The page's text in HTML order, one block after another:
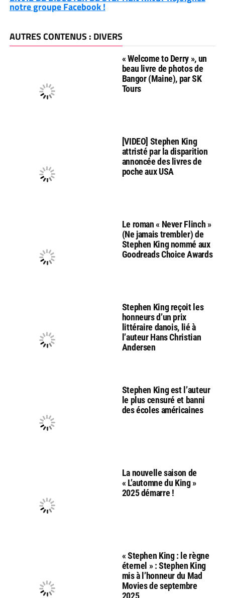
notre groupe Facebook !
AUTRES CONTENUS : DIVERS
« Welcome to Derry », un
beau livre de photos de
Bangor (Maine), par SK
Tours
[VIDEO] Stephen King
attristé par la disparition
annoncée des livres de
poche aux USA
Le roman « Never Flinch »
(Ne jamais trembler) de
Stephen King nommé aux
Goodreads Choice Awards
Stephen King reçoit les
honneurs d’un prix
littéraire danois, lié à
l’auteur Hans Christian
Andersen
Stephen King est l’auteur
le plus censuré et banni
des écoles américaines
La nouvelle saison de
« L’automne du King »
2025 démarre !
« Stephen King : le règne
éternel » : Stephen King
mis à l’honneur du Mad
Movies de septembre
2025